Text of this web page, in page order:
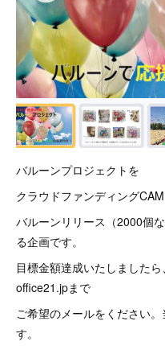
バルーンプロジェクトを
クラウドファンディング
バルーンリリース（2000個
る企画です。
目標金額達成いたしまし
office21.jpまで
ご希望のメールをください
す。